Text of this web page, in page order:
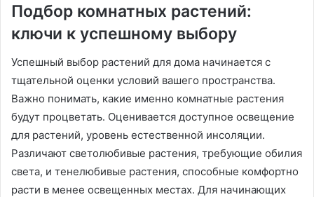
Подбор комнатных растений:
ключи к успешному выбору
Успешный выбор растений для дома начинается с
тщательной оценки условий вашего пространства․
Важно понимать, какие именно комнатные растения
будут процветать․ Оценивается доступное освещение
для растений, уровень естественной инсоляции․
Различают светолюбивые растения, требующие обилия
света, и тенелюбивые растения, способные комфортно
расти в менее освещенных местах․ Для начинающих